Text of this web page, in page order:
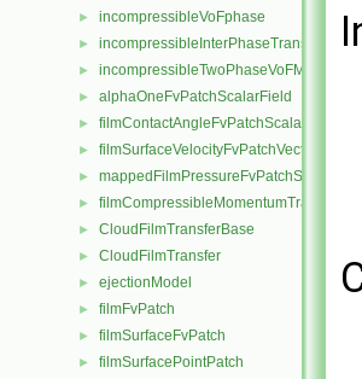
► incompressibleVoFphase
►
► incompressibleTwoPhaseVoFMixture
► alphaOneFvPatchScalarField
► filmContactAngleFvPatchScalarField
► filmSurfaceVelocityFvPatchVectorField
► mappedFilmPressureFvPatchScalarField
►
► CloudFilmTransferBase
► CloudFilmTransfer
► ejectionModel
► filmFvPatch
► filmSurfaceFvPatch
► filmSurfacePointPatch